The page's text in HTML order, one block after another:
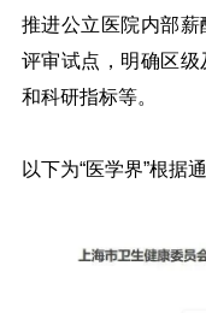
推进公立医院内部
评审试点，明确区
和科研指标等。
以下为“医学界”根据